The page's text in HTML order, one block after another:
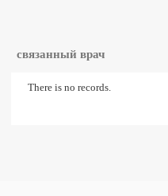
связанный врач
There is no records.